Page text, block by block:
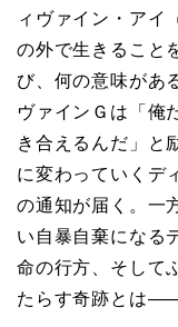
ィヴァイン・アイ
の外で生きること
び、何の意味があ
ヴァインＧは「俺
き合えるんだ」と
に変わっていくデ
の通知が届く。一
い自暴自棄になる
命の行方、そして
たらす奇跡とは――